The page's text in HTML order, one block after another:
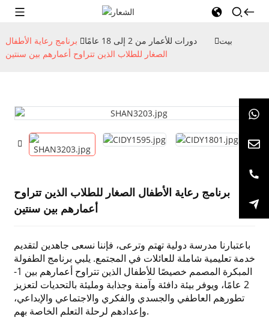
بيت دورات للأعمار من 2 إلى 18 عامًا
برنامج رعاية الأطفال
الصغار للطلاب الذين تتراوح أعمارهم بين سنتين
برنامج رعاية الأطفال الصغار للطلاب الذين تتراوح
أعمارهم بين سنتين
باعتبارنا مدرسة دولية تهتم وترعى، فإننا نسعى جاهدين لتقديم
خدمة تعليمية شاملة للعائلات في المجتمع. يلبي برنامج الطفولة
المبكرة المصمم خصيصًا للأطفال الذين تتراوح أعمارهم بين 1-
2 عامًا، ويوفر بيئة دافئة وآمنة وجذابة ومليئة بالتحديات لتعزيز
تطورهم العاطفي والجسدي والفكري والاجتماعي والإبداعي،
وإعدادهم لرحلة التعلم الخاصة بهم.